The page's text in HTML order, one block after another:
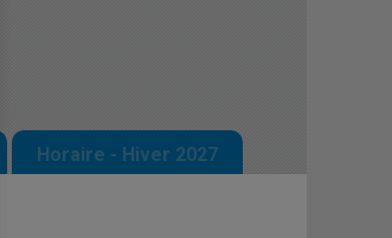
Horaire - Hiver 2027